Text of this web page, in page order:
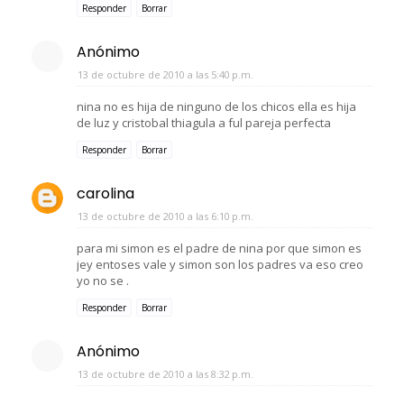
Responder Borrar
Anónimo
13 de octubre de 2010 a las 5:40 p.m.
nina no es hija de ninguno de los chicos ella es hija
de luz y cristobal thiagula a ful pareja perfecta
Responder Borrar
carolina
13 de octubre de 2010 a las 6:10 p.m.
para mi simon es el padre de nina por que simon es
jey entoses vale y simon son los padres va eso creo
yo no se .
Responder Borrar
Anónimo
13 de octubre de 2010 a las 8:32 p.m.